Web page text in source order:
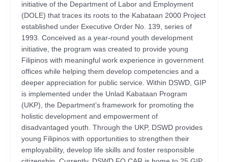
initiative of the Department of Labor and Employment
(DOLE) that traces its roots to the Kabataan 2000 Project
established under Executive Order No. 139, series of
1993. Conceived as a year-round youth development
initiative, the program was created to provide young
Filipinos with meaningful work experience in government
offices while helping them develop competencies and a
deeper appreciation for public service. Within DSWD, GIP
is implemented under the Unlad Kabataan Program
(UKP), the Department’s framework for promoting the
holistic development and empowerment of
disadvantaged youth. Through the UKP, DSWD provides
young Filipinos with opportunities to strengthen their
employability, develop life skills and foster responsible